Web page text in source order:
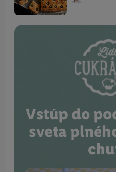
Vstúp do
sveta